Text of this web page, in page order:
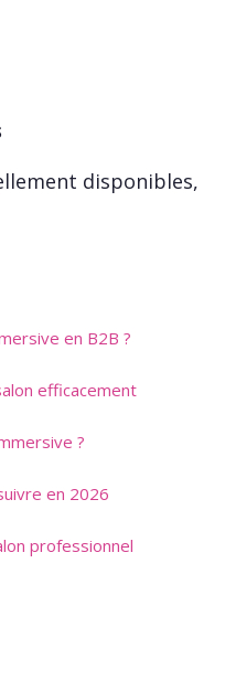
disponibles,
en B2B ?
efficacement
?
en 2026
professionnel